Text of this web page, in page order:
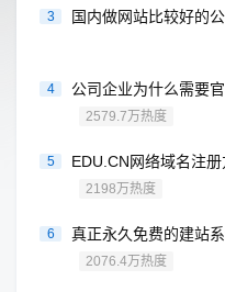
3 国内做网站比较好的
4 公司企业为什么需要
2579.7万热度
5 EDU.CN网络域名注
2198万热度
6 真正永久免费的建站
2076.4万热度